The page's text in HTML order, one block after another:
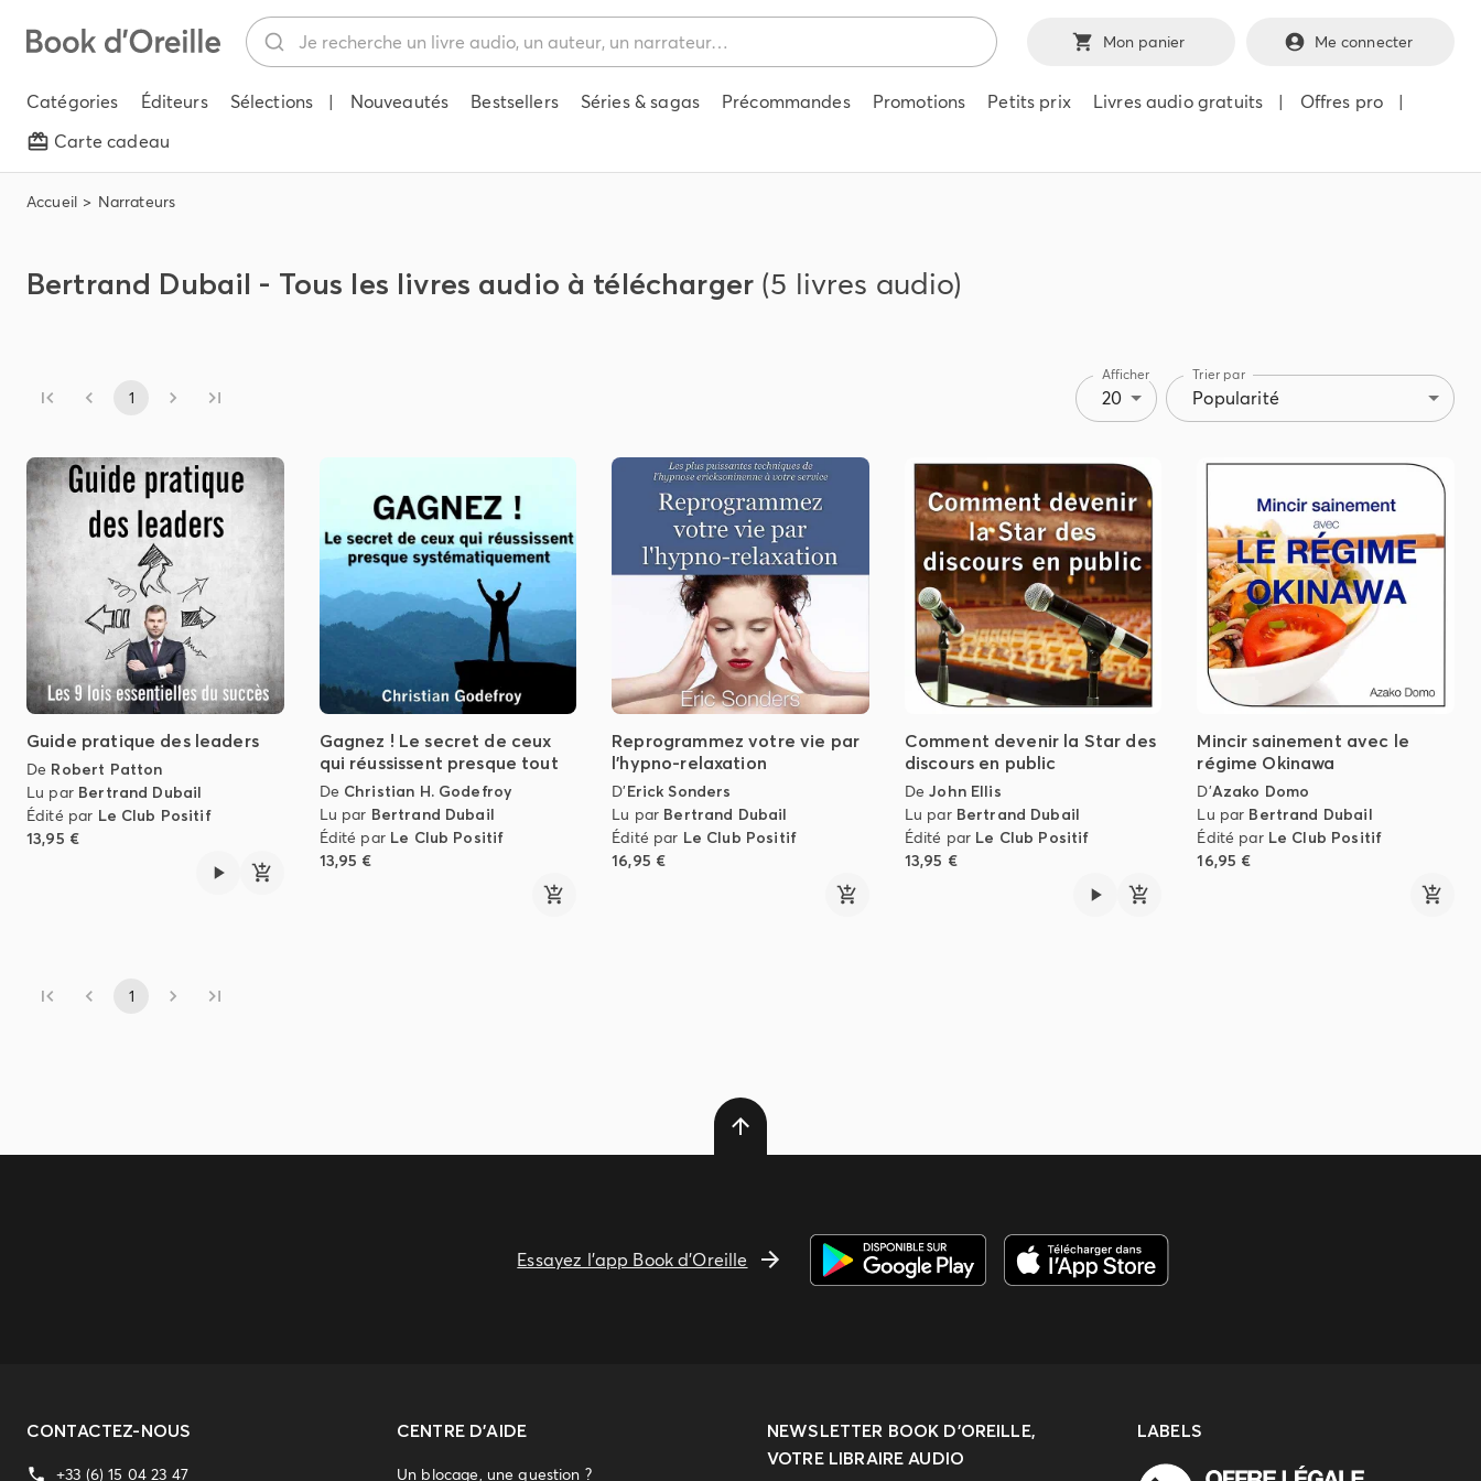
Mon panier Me connecter
Catégories Éditeurs Sélections | Nouveautés Bestsellers Séries & sagas Précommandes Promotions Petits prix Livres audio gratuits | Offres pro
|
Carte cadeau
Accueil Narrateurs
Bertrand Dubail - Tous les livres audio à télécharger (5 livres audio)
1
Afficher
20
Trier par
Popularité
Guide pratique des leaders
De Robert Patton
Lu par Bertrand Dubail
Édité par Le Club Positif
13,95 €
Gagnez ! Le secret de ceux
qui réussissent presque tout
De Christian H. Godefroy
Lu par Bertrand Dubail
Édité par Le Club Positif
13,95 €
Reprogrammez votre vie par
l'hypno-relaxation
D'Erick Sonders
Lu par Bertrand Dubail
Édité par Le Club Positif
16,95 €
Comment devenir la Star des
discours en public
DeJohn Ellis
Lu par Bertrand Dubail
Édité par Le Club Positif
13,95 €
Mincir sainement avec le
régime Okinawa
D'Azako Domo
Lu par Bertrand Dubail
Édité par Le Club Positif
16,95 €
1
Essayez l'app Book d'Oreille
CONTACTEZ-NOUS
+33 (6) 15 04 23 47
CENTRE D'AIDE
Un blocage, une question ?
NEWSLETTER BOOK D’OREILLE,
VOTRE LIBRAIRE AUDIO
LABELS